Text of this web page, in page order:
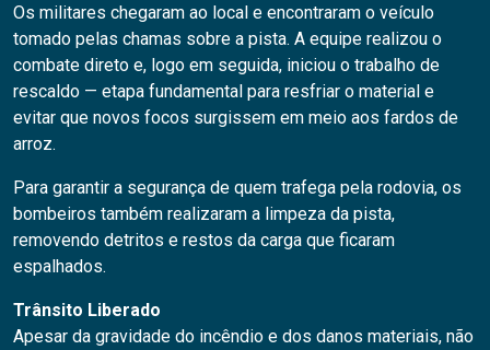
Os militares chegaram ao local e encontraram o veículo
tomado pelas chamas sobre a pista. A equipe realizou o
combate direto e, logo em seguida, iniciou o trabalho de
rescaldo — etapa fundamental para resfriar o material e
evitar que novos focos surgissem em meio aos fardos de
arroz.
Para garantir a segurança de quem trafega pela rodovia, os
bombeiros também realizaram a limpeza da pista,
removendo detritos e restos da carga que ficaram
espalhados.
Trânsito Liberado
Apesar da gravidade do incêndio e dos danos materiais, não